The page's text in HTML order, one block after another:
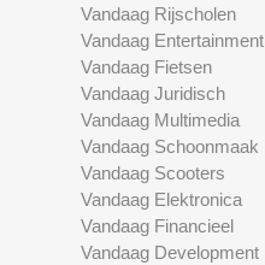
Vandaag Rijscholen
Vandaag Entertainment
Vandaag Fietsen
Vandaag Juridisch
Vandaag Multimedia
Vandaag Schoonmaak
Vandaag Scooters
Vandaag Elektronica
Vandaag Financieel
Vandaag Development